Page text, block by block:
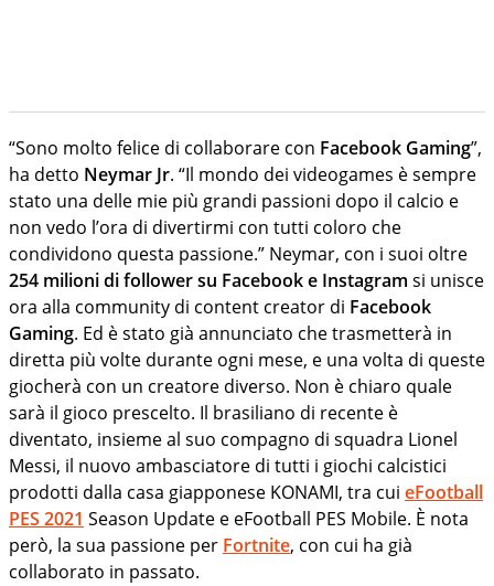
“Sono molto felice di collaborare con Facebook Gaming”,
ha detto Neymar Jr. “Il mondo dei videogames è sempre
stato una delle mie più grandi passioni dopo il calcio e
non vedo l’ora di divertirmi con tutti coloro che
condividono questa passione.” Neymar, con i suoi oltre
254 milioni di follower su Facebook e Instagram si unisce
ora alla community di content creator di Facebook
Gaming. Ed è stato già annunciato che trasmetterà in
diretta più volte durante ogni mese, e una volta di queste
giocherà con un creatore diverso. Non è chiaro quale
sarà il gioco prescelto. Il brasiliano di recente è
diventato, insieme al suo compagno di squadra Lionel
Messi, il nuovo ambasciatore di tutti i giochi calcistici
prodotti dalla casa giapponese KONAMI, tra cui eFootball
PES 2021 Season Update e eFootball PES Mobile. È nota
però, la sua passione per Fortnite, con cui ha già
collaborato in passato.